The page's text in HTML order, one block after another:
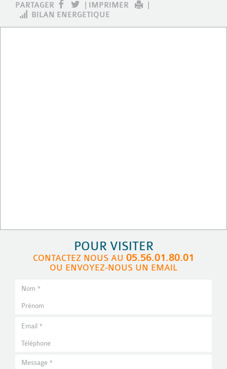
PARTAGER IMPRIMER
BILAN ENERGETIQUE
POUR VISITER
CONTACTEZ NOUS AU 05.56.01.80.01
OU ENVOYEZ-NOUS UN EMAIL